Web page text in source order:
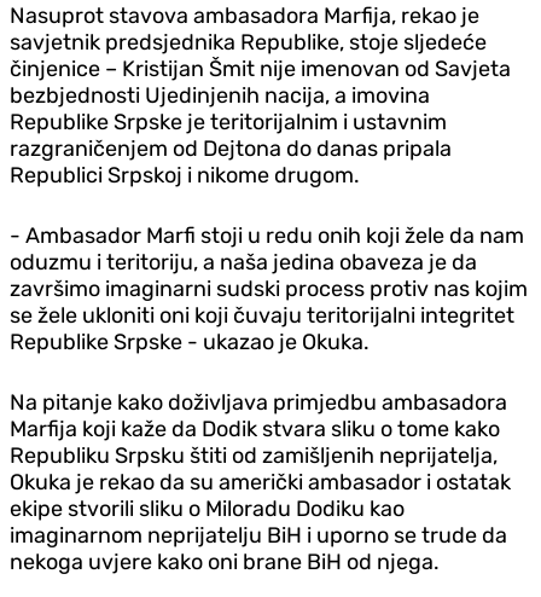
Nasuprot stavova ambasadora Marfija, rekao je
savjetnik predsjednika Republike, stoje sljedeće
činjenice – Kristijan Šmit nije imenovan od Savjeta
bezbjednosti Ujedinjenih nacija, a imovina
Republike Srpske je teritorijalnim i ustavnim
razgraničenjem od Dejtona do danas pripala
Republici Srpskoj i nikome drugom.
- Ambasador Marfi stoji u redu onih koji žele da nam
oduzmu i teritoriju, a naša jedina obaveza je da
završimo imaginarni sudski process protiv nas kojim
se žele ukloniti oni koji čuvaju teritorijalni integritet
Republike Srpske - ukazao je Okuka.
Na pitanje kako doživljava primjedbu ambasadora
Marfija koji kaže da Dodik stvara sliku o tome kako
Republiku Srpsku štiti od zamišljenih neprijatelja,
Okuka je rekao da su američki ambasador i ostatak
ekipe stvorili sliku o Miloradu Dodiku kao
imaginarnom neprijatelju BiH i uporno se trude da
nekoga uvjere kako oni brane BiH od njega.